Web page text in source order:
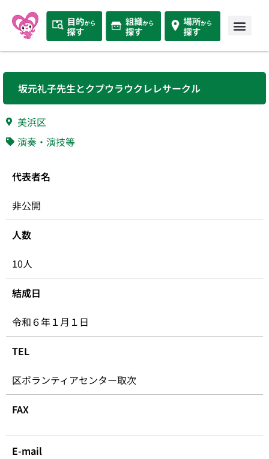
坂元礼子先生とクプウラウクレレサークル
美浜区
演奏・演技等
代表者名
非公開
人数
10人
結成日
令和６年１月１日
TEL
区ボランティアセンター取次
FAX
E-mail